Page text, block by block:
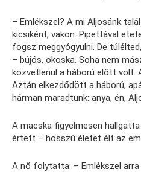
– Emlékszel? A mi Aljosánk
kicsiként, vakon. Pipettával
fogsz meggyógyulni. De
– bújós, okoska. Soha nem
közvetlenül a háború előtt volt.
Aztán elkezdődött a háború,
hárman maradtunk: anya, én,
A macska figyelmesen
értett – hosszú életet élt az
A nő folytatta: – Emlékszel